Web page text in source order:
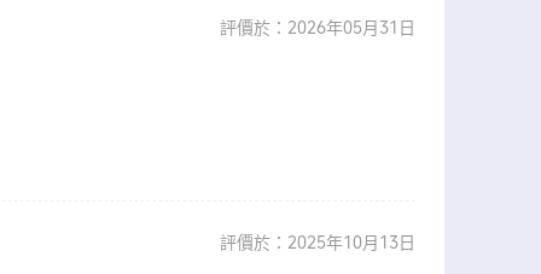
評價於：2026年05月31日
評價於：2025年10月13日